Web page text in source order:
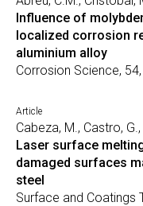
Influence of
localized corrosion
aluminium alloy
Corrosion Science,
Article
Cabeza, M., Castro,
Laser surface
damaged surfaces
steel
Surface and Coatings